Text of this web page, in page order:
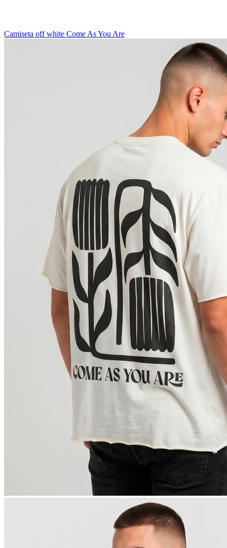
Camiseta off white Come As You Are